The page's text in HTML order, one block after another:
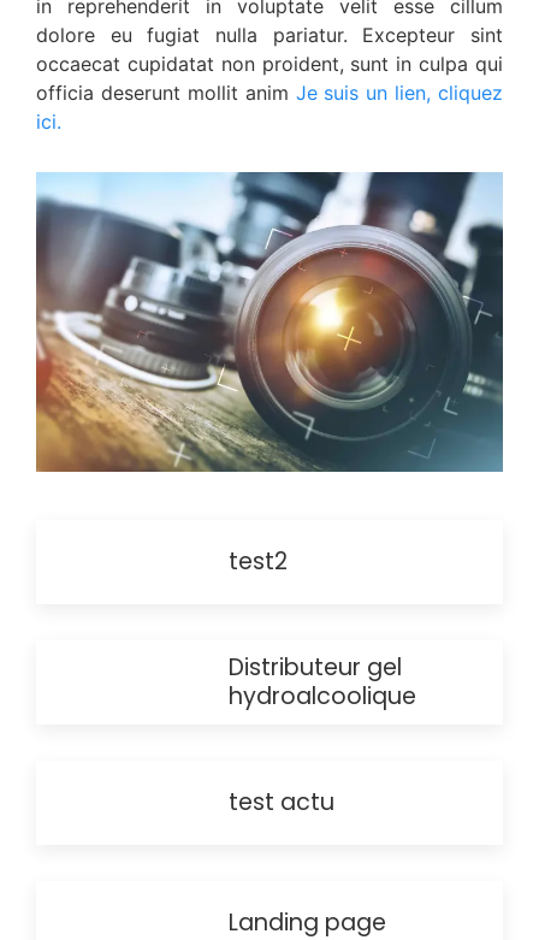
in reprehenderit in voluptate velit esse cillum
dolore eu fugiat nulla pariatur. Excepteur sint
occaecat cupidatat non proident, sunt in culpa qui
officia deserunt mollit anim Je suis un lien, cliquez
ici.
test2
Distributeur gel
hydroalcoolique
test actu
Landing page